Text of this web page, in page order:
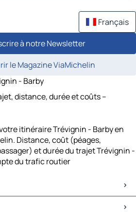
Français
à notre Newsletter
le Magazine ViaMichelin
- Barby
distance, durée et coûts –
itinéraire Trévignin - Barby en
Distance, coût (péages,
et durée du trajet Trévignin -
du trafic routier